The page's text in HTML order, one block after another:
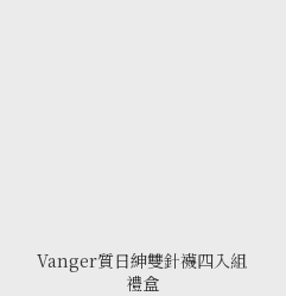
Vanger質日紳雙針襪四入組
禮盒